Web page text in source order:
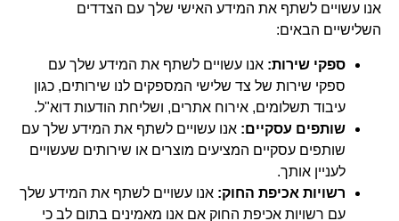
אנו עשויים לשתף את המידע האישי שלך עם הצדדים
השלישיים הבאים:
ספקי שירות: אנו עשויים לשתף את המידע שלך עם
ספקי שירות של צד שלישי המספקים לנו שירותים, כגון
עיבוד תשלומים, אירוח אתרים, ושליחת הודעות דוא"ל.
שותפים עסקיים: אנו עשויים לשתף את המידע שלך עם
שותפים עסקיים המציעים מוצרים או שירותים שעשויים
לעניין אותך.
רשויות אכיפת החוק: אנו עשויים לשתף את המידע שלך
עם רשויות אכיפת החוק אם אנו מאמינים בתום לב כי